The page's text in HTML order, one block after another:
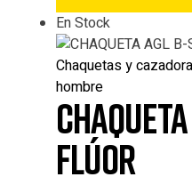
En Stock
Chaquetas y
hombre
FLÚOR